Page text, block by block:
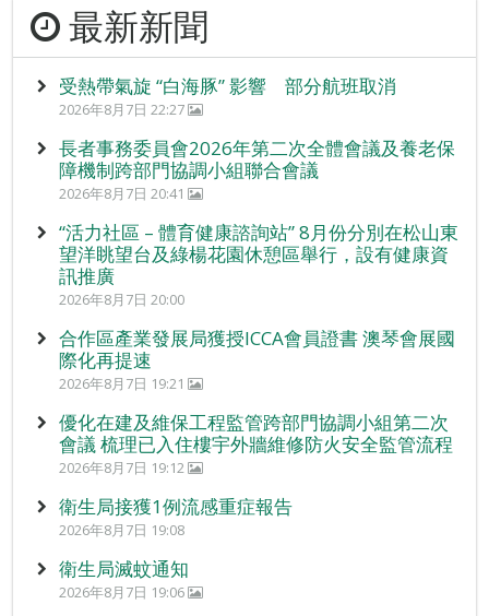
最新新聞
受熱帶氣旋 “白海豚” 影響 部分航班取消
2026年8月7日 22:27
長者事務委員會2026年第二次全體會議及養老保
障機制跨部門協調小組聯合會議
2026年8月7日 20:41
“活力社區 – 體育健康諮詢站” 8月份分別在松山東
望洋眺望台及綠楊花園休憩區舉行，設有健康資
訊推廣
2026年8月7日 20:00
合作區產業發展局獲授ICCA會員證書 澳琴會展國
際化再提速
2026年8月7日 19:21
優化在建及維保工程監管跨部門協調小組第二次
會議 梳理已入住樓宇外牆維修防火安全監管流程
2026年8月7日 19:12
衛生局接獲1例流感重症報告
2026年8月7日 19:08
衛生局滅蚊通知
2026年8月7日 19:06